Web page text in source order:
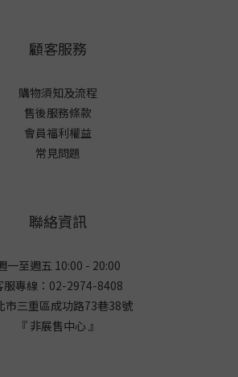
顧客服務
購物須知及流程
售後服務條款
會員福利權益
常見問題
聯絡資訊
一至週五 10:00 - 20:00
服專線：02-2974-8408
市三重區成功路73巷38號
『 非展售中心 』